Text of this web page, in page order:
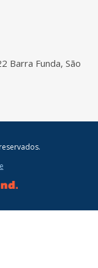
Barra Funda, São